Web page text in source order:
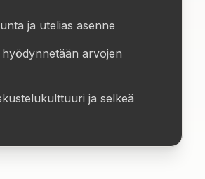
ja utelias asenne
arvojen
ja selkeä